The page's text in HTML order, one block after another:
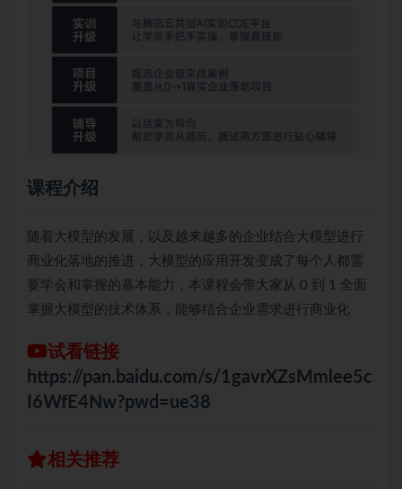
课程介绍
随着大模型的发展，以及越来越多的企业结合大模型进行
商业化落地的推进，大模型的应用开发变成了每个人都需
要学会和掌握的基本能力，本课程会带大家从 0 到 1 全面
掌握大模型的技术体系，能够结合企业需求进行商业化
试看链接
https://pan.baidu.com/s/1gavrXZsMmlee5c
I6WfE4Nw?pwd=ue38
相关推荐